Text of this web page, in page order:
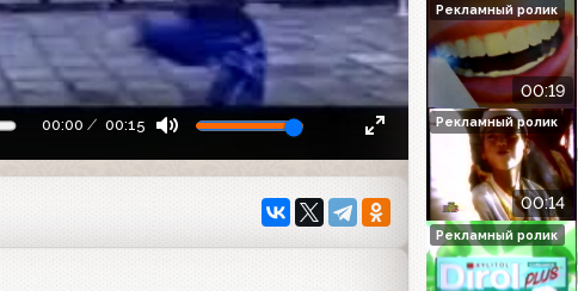
00:00 00:15
00:19
Рекламный ролик
00:14
Рекламный ролик
Рекламный ролик